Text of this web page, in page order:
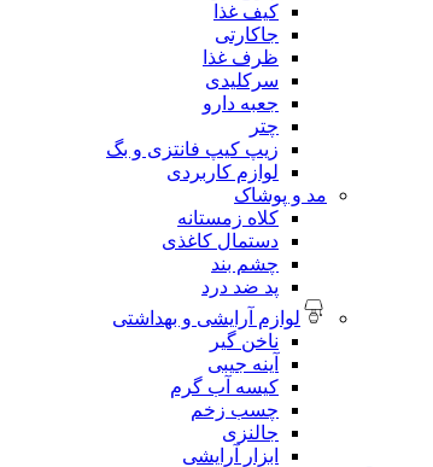
کیف غذا
جاکارتی
ظرف غذا
سرکلیدی
جعبه دارو
چتر
زیپ کیپ فانتزی و بگ
لوازم کاربردی
مد و پوشاک
کلاه زمستانه
دستمال کاغذی
چشم بند
پد ضد درد
لوازم آرایشی و بهداشتی
ناخن گیر
آینه جیبی
کیسه آب گرم
چسب زخم
جالنزی
ابزار آرایشی